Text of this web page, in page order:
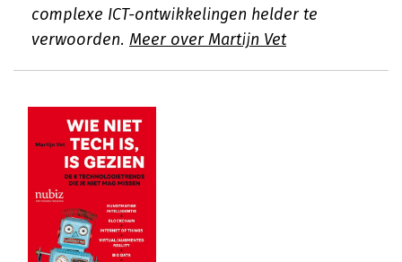
complexe ICT-ontwikkelingen helder te
verwoorden. Meer over Martijn Vet